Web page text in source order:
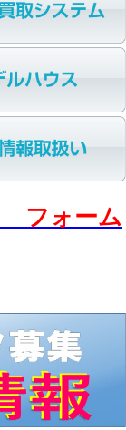
フォーム